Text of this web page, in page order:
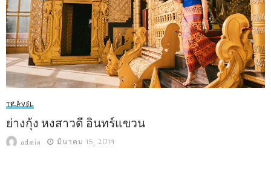
TRAVEL
ย่างกุ้ง หงสาวดี อินทร์แขวน
admin มีนาคม 15, 2019